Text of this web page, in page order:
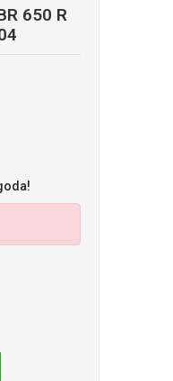
650 R